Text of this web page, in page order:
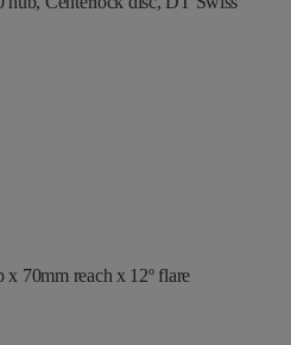
70mm reach x 12º flare